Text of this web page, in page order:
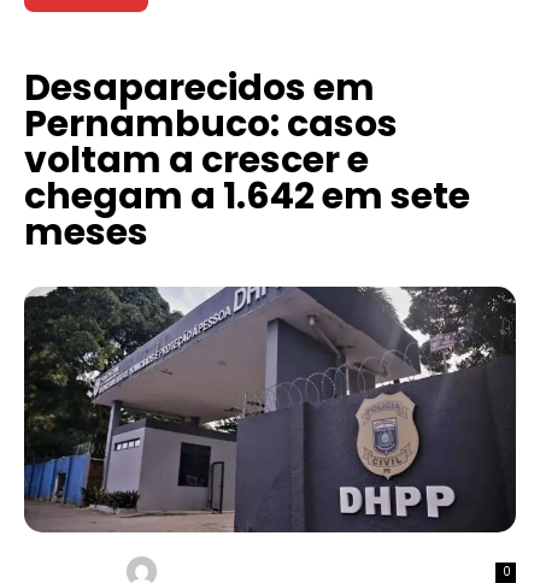
Desaparecidos em
Pernambuco: casos
voltam a crescer e
chegam a 1.642 em sete
meses
0